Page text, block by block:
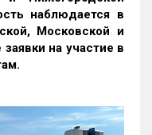
наблюдается в
Московской и
на участие в
.